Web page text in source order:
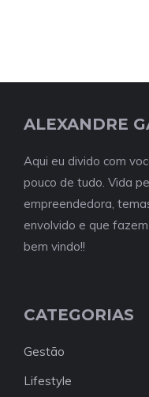
ALEXANDRE
Aqui eu divido com
pouco de tudo. Vida
empreendedora,
envolvido e que
bem vindo!!
CATEGORIAS
Gestão
Lifestyle